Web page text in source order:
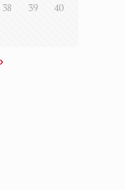
38 39
40